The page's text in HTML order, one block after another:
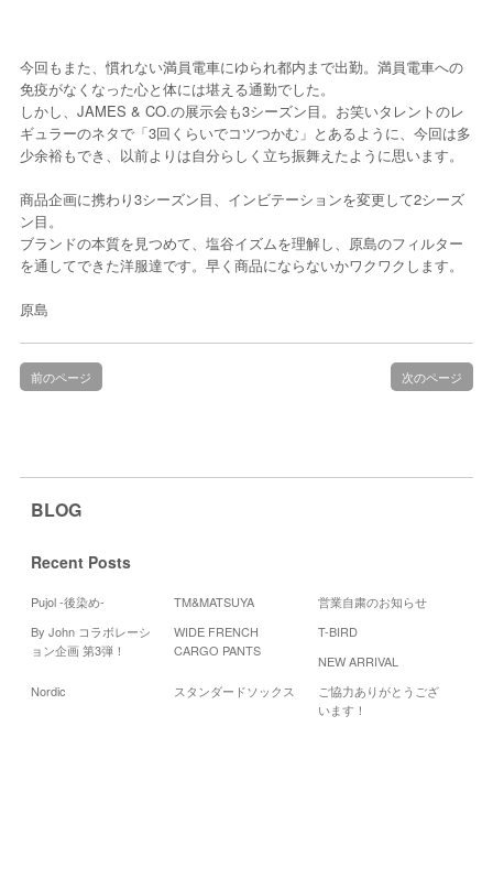
今回もまた、慣れない満員電車にゆられ都内まで出勤。満員電車への
免疫がなくなった心と体には堪える通勤でした。
しかし、JAMES & CO.の展示会も3シーズン目。お笑いタレントのレ
ギュラーのネタで「3回くらいでコツつかむ」とあるように、今回は多
少余裕もでき、以前よりは自分らしく立ち振舞えたように思います。
商品企画に携わり3シーズン目、インビテーションを変更して2シーズ
ン目。
ブランドの本質を見つめて、塩谷イズムを理解し、原島のフィルター
を通してできた洋服達です。早く商品にならないかワクワクします。
原島
前のページ 次のページ
BLOG
Recent Posts
Pujol -後染め- TM&MATSUYA
営業自粛のお知らせ
By John コラボレーシ
ョン企画 第3弾！
WIDE FRENCH
CARGO PANTS
T-BIRD
NEW ARRIVAL
Nordic
スタンダードソックス
ご協力ありがとうござ
います！